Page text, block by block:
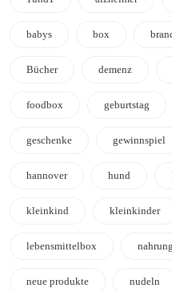
babys box
Bücher demenz
foodbox geburtstag
geschenke gewinnspiel
hannover hund
kleinkind kleinkinder
lebensmittelbox
neue produkte nudeln